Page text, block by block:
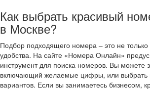
Как выбрать красивый
в Москве?
Подбор подходящего номера – это не только
удобства. На сайте «Номера Онлайн»
инструмент для поиска номеров. Вы можете
включающий желаемые цифры, или выбрать
вариантов. Если вы занимаетесь бизнесом,